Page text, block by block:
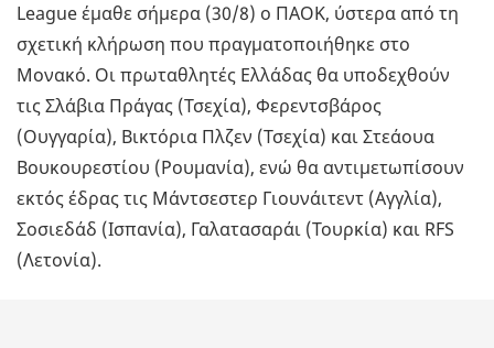
League έμαθε σήμερα (30/8) ο ΠΑΟΚ, ύστερα από τη
σχετική κλήρωση που πραγματοποιήθηκε στο
Μονακό. Οι πρωταθλητές Ελλάδας θα υποδεχθούν
τις Σλάβια Πράγας (Τσεχία), Φερεντσβάρος
(Ουγγαρία), Βικτόρια Πλζεν (Τσεχία) και Στεάουα
Βουκουρεστίου (Ρουμανία), ενώ θα αντιμετωπίσουν
εκτός έδρας τις Μάντσεστερ Γιουνάιτεντ (Αγγλία),
Σοσιεδάδ (Ισπανία), Γαλατασαράι (Τουρκία) και RFS
(Λετονία).